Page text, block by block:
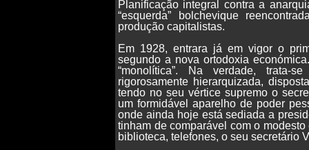
Planificação integral contra a
“esquerda” bolchevique
produção capitalistas.
Em 1928, entrara já em vigor o
segundo a nova ortodoxia
“monolítica”. Na verdade, trata-
rigorosamente hierarquizada,
tendo no seu vértice supremo o
um formidável aparelho de poder
onde ainda hoje está sediada a
tinham de comparável com o
biblioteca, telefones, o seu secretário